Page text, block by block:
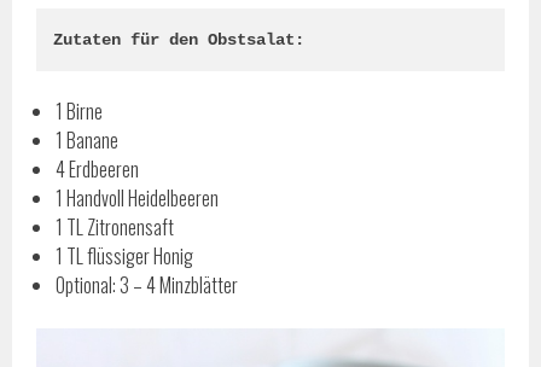
Zutaten für den Obstsalat:
1 Birne
1 Banane
4 Erdbeeren
1 Handvoll Heidelbeeren
1 TL Zitronensaft
1 TL flüssiger Honig
Optional: 3 – 4 Minzblätter